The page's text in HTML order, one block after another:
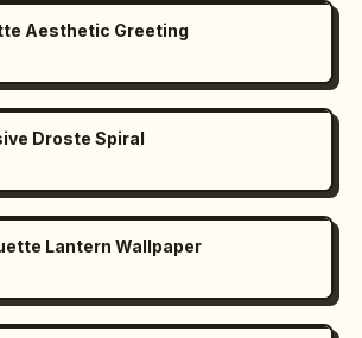
extras, personagens
logotipos, marcas d'água
ilegível. Mantenha o texto
às etiquetas visíveis das
manuscritas de Nova York.
Aesthetic Greeting
Droste Spiral
Lantern Wallpaper